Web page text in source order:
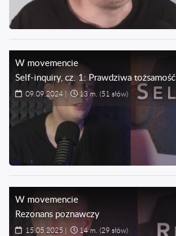
W movemencie
Self-inquiry, cz. 1: Prawdziwa tożsamość
09.09.2024 | 13 m. (51 słów)
W movemencie
Rezonans poznawczy
15.05.2025 | 14 m. (29 słów)